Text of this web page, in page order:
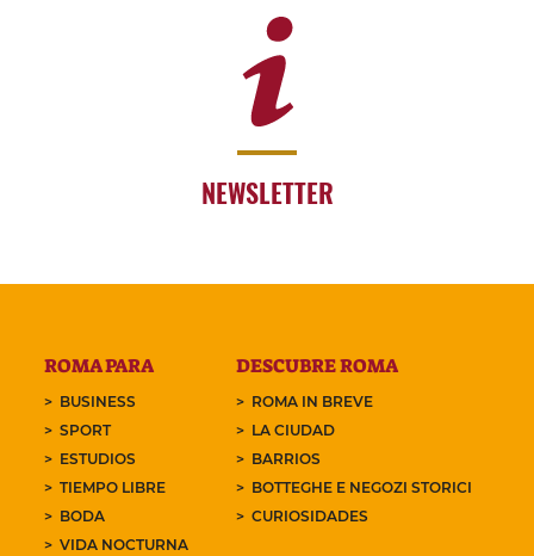
NEWSLETTER
ROMA PARA
BUSINESS
SPORT
ESTUDIOS
TIEMPO LIBRE
BODA
VIDA NOCTURNA
DESCUBRE ROMA
ROMA IN BREVE
LA CIUDAD
BARRIOS
BOTTEGHE E NEGOZI STORICI
CURIOSIDADES